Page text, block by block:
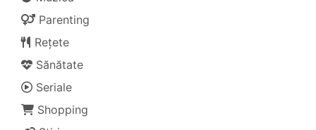
Parenting
Rețete
Sănătate
Seriale
Shopping